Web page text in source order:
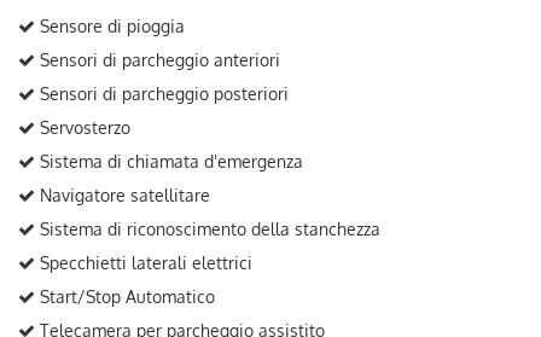
Sensore di pioggia
Sensori di parcheggio anteriori
Sensori di parcheggio posteriori
Servosterzo
Sistema di chiamata d'emergenza
Navigatore satellitare
Sistema di riconoscimento della stanchezza
Specchietti laterali elettrici
Start/Stop Automatico
Telecamera per parcheggio assistito